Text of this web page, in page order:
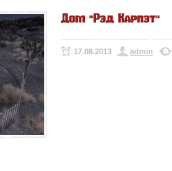
Дом "Рэд Карпэт"
17.08.2013 admin